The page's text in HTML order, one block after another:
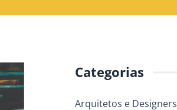
Categorias
Arquitetos e Designers